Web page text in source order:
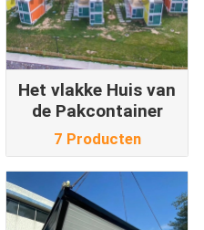
Het vlakke Huis van
de Pakcontainer
7 Producten